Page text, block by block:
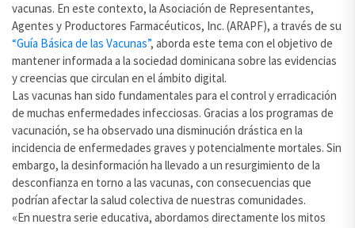
vacunas. En este contexto, la Asociación de Representantes,
Agentes y Productores Farmacéuticos, Inc. (ARAPF), a través de su
“Guía Básica de las Vacunas”, aborda este tema con el objetivo de
mantener informada a la sociedad dominicana sobre las evidencias
y creencias que circulan en el ámbito digital.
Las vacunas han sido fundamentales para el control y erradicación
de muchas enfermedades infecciosas. Gracias a los programas de
vacunación, se ha observado una disminución drástica en la
incidencia de enfermedades graves y potencialmente mortales. Sin
embargo, la desinformación ha llevado a un resurgimiento de la
desconfianza en torno a las vacunas, con consecuencias que
podrían afectar la salud colectiva de nuestras comunidades.
«En nuestra serie educativa, abordamos directamente los mitos